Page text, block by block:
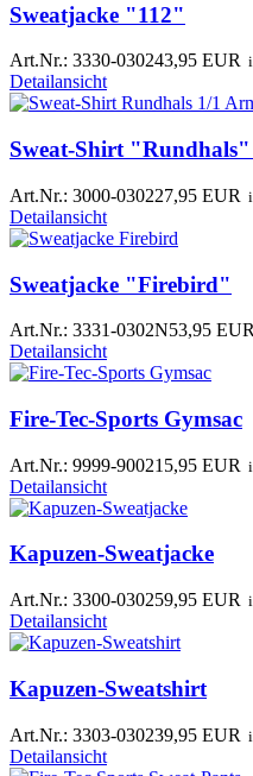
Sweatjacke "112"
Art.Nr.: 3330-030243,95 EUR
Detailansicht
Sweat-Shirt
Art.Nr.: 3000-030227,95 EUR
Detailansicht
Sweatjacke "Firebird"
Art.Nr.: 3331-0302N53,95 EUR
Detailansicht
Fire-Tec-Sports Gymsac
Art.Nr.: 9999-900215,95 EUR
Detailansicht
Kapuzen-Sweatjacke
Art.Nr.: 3300-030259,95 EUR
Detailansicht
Kapuzen-Sweatshirt
Art.Nr.: 3303-030239,95 EUR
Detailansicht